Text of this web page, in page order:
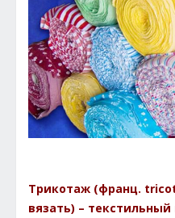
Трикотаж (франц.
вязать) –